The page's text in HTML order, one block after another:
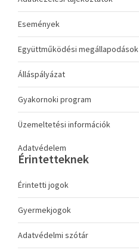
Események
Együttműködési megállapodások
Álláspályázat
Gyakornoki program
Üzemeltetési információk
Adatvédelem
Érintetteknek
Érintetti jogok
Gyermekjogok
Adatvédelmi szótár